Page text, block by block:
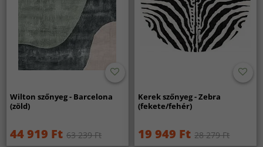
Wilton szőnyeg - Barcelona
(zöld)
44 919 Ft 63 239 Ft
Kerek szőnyeg - Zebra
(fekete/fehér)
19 949 Ft 28 279 Ft